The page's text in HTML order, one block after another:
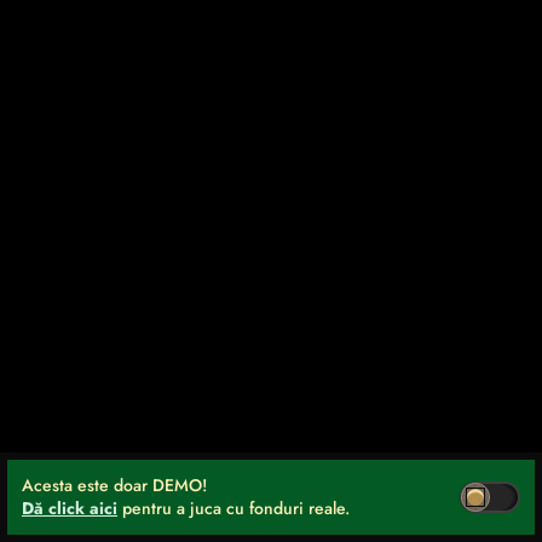
Acesta este doar DEMO!
Dă click aici pentru a juca cu fonduri reale.